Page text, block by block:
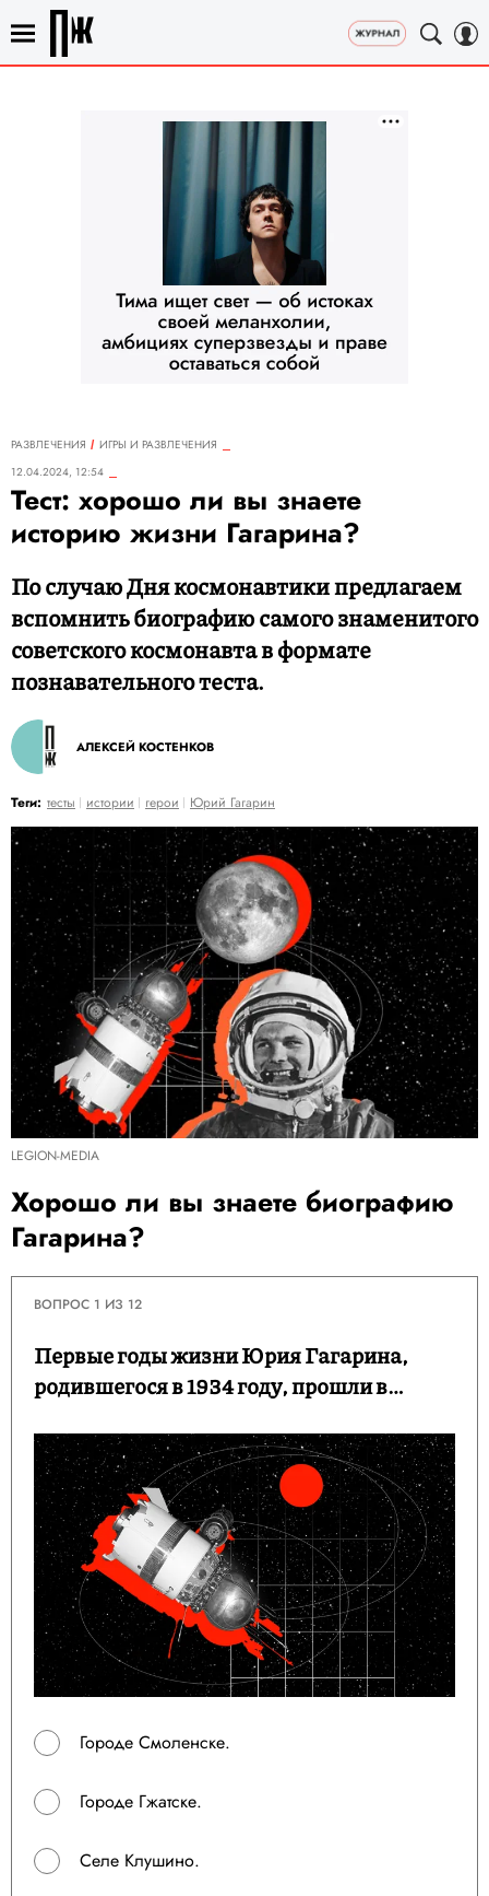
РАЗВЛЕЧЕНИЯ
ИГРЫ И РАЗВЛЕЧЕНИЯ
12.04.2024, 12:54
Тест: хорошо ли вы знаете
историю жизни Гагарина?
По случаю Дня космонавтики предлагаем
вспомнить биографию самого знаменитого
советского космонавта в формате
познавательного теста.
АЛЕКСЕЙ КОСТЕНКОВ
Теги: тесты истории герои Юрий Гагарин
LEGION-MEDIA
Хорошо ли вы знаете биографию
Гагарина?
ВОПРОС 1 ИЗ 12
Первые годы жизни Юрия Гагарина,
родившегося в 1934 году, прошли в…
Городе Смоленске.
Городе Гжатске.
Селе Клушино.